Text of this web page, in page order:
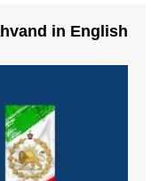
in English